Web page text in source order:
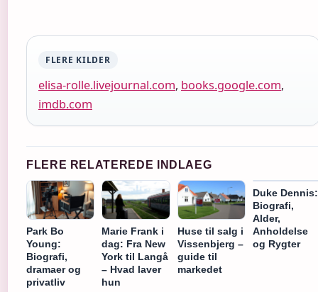
FLERE KILDER
elisa-rolle.livejournal.com, books.google.com,
imdb.com
FLERE RELATEREDE INDLAEG
Park Bo
Young:
Biografi,
dramaer og
privatliv
Marie Frank i
dag: Fra New
York til Langå
– Hvad laver
hun
Huse til salg i
Vissenbjerg –
guide til
markedet
Duke Dennis:
Biografi,
Alder,
Anholdelse
og Rygter